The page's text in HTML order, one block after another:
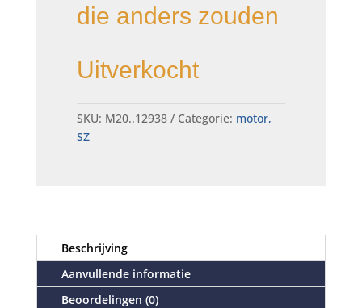
die anders zouden
Uitverkocht
SKU: M20..12938 Categorie: motor,
SZ
Beschrijving
Aanvullende informatie
Beoordelingen (0)